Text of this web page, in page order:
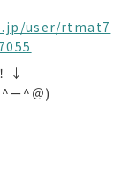
user/rtmat7
↓
ー^＠)